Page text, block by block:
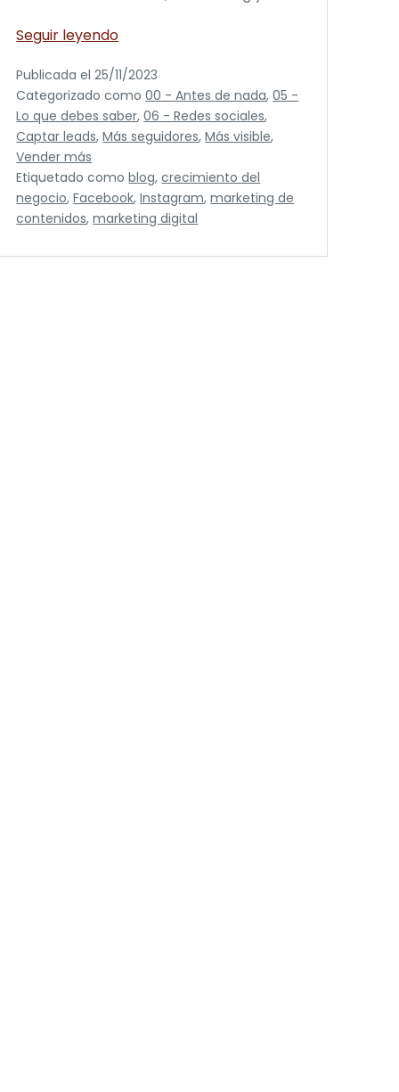
Seguir leyendoEl
del
Marketing
de
Contenidos
Publicada el25/11/2023
Categorizado como00 - Antes de nada,05 -
Lo que debes saber,06 - Redes sociales,
Captar leads,Más seguidores,Más visible,
Vender más
Etiquetado comoblog,crecimiento del
negocio,Facebook,Instagram,marketing de
contenidos,marketing digital